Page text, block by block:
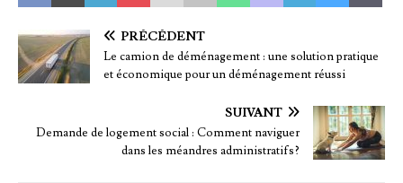
PRÉCÉDENT
Le camion de déménagement : une solution pratique
et économique pour un déménagement réussi
SUIVANT
Demande de logement social : Comment naviguer
dans les méandres administratifs?